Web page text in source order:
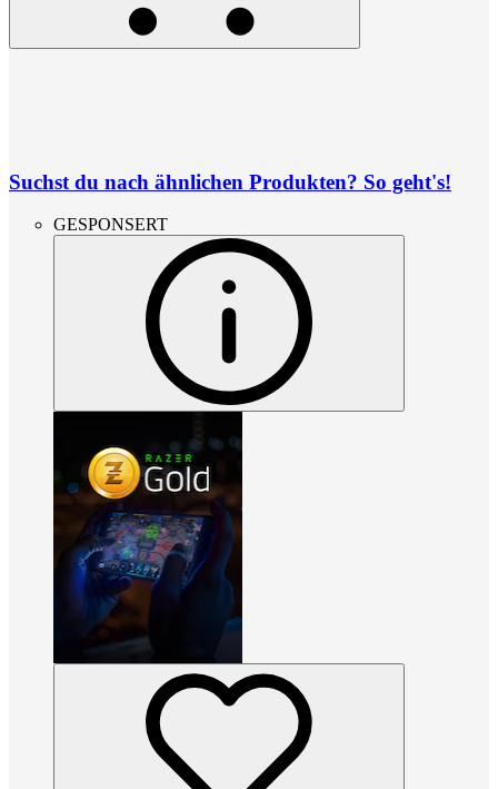
Suchst du nach ähnlichen Produkten? So geht's!
GESPONSERT